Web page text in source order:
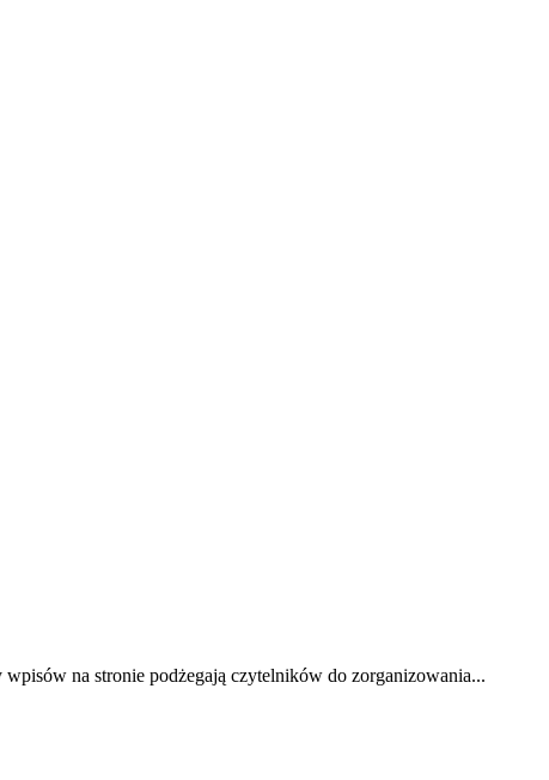
na stronie podżegają czytelników do zorganizowania...